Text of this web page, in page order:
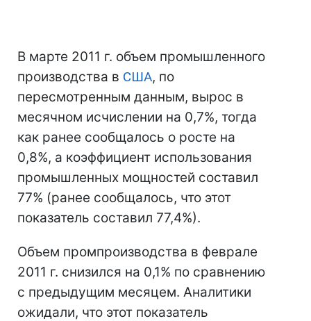
В марте 2011 г. объем промышленного
производства в США, по
пересмотренным данным, вырос в
месячном исчислении на 0,7%, тогда
как ранее сообщалось о росте на
0,8%, а коэффициент использования
промышленных мощностей составил
77% (ранее сообщалось, что этот
показатель составил 77,4%).
Объем промпроизводства в феврале
2011 г. снизился на 0,1% по сравнению
с предыдущим месяцем. Аналитики
ожидали, что этот показатель